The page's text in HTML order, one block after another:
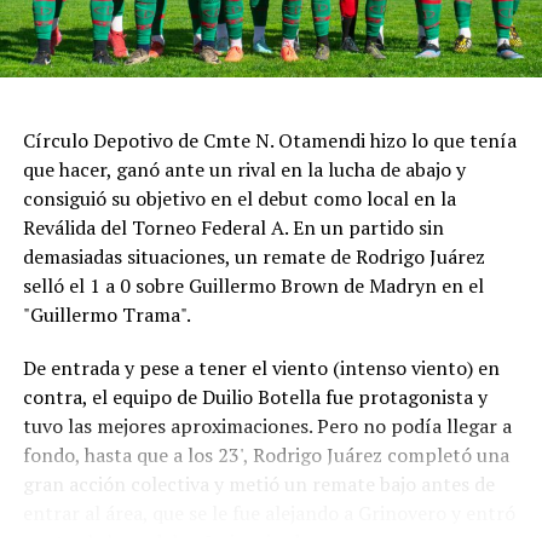
después del impacto. Tras el relanzamiento, Marcelo
Ciarrocchi se adueñó de la punta, seguido por Ponce de
León y Morillo. A quince minutos del final, Ciarrocchi
autor de la pole position, marchaba sexto y Matías Rossi
séptimo.
Poco después los comisarios deportivos abrieron una
investigación por un posible arranque en falso de
Ciarrocchi y finalmente le aplicaron una penalización de
pase y siga por boxes.
La sanción cambió el desarrollo de la final: cuando
Ciarrocchi ingresó a cumplirla, Ponce de León heredó la
punta, con Vivian segundo y Morillo tercero. En los
minutos finales, Vivian recuperó terreno y arribó a la
última vuelta prácticamente pegado al vehículo del
Círculo Depotivo de Cmte N. Otamendi hizo lo que tenía
que hacer, ganó ante un rival en la lucha de abajo y
consiguió su objetivo en el debut como local en la
Reválida del Torneo Federal A. En un partido sin
demasiadas situaciones, un remate de Rodrigo Juárez
selló el 1 a 0 sobre Guillermo Brown de Madryn en el
"Guillermo Trama".
De entrada y pese a tener el viento (intenso viento) en
contra, el equipo de Duilio Botella fue protagonista y
tuvo las mejores aproximaciones. Pero no podía llegar a
fondo, hasta que a los 23', Rodrigo Juárez completó una
gran acción colectiva y metió un remate bajo antes de